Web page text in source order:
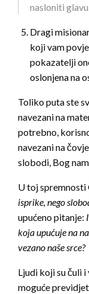
nasloniti glavu.
Dragi
koji vam
pokazatelji
oslonjena na
Toliko puta ste
navezani na
potrebno,
navezani na
slobodi, Bog
U toj spremnosti
isprike, nego
upućeno pitanje:
koja upućuje na
vezano naše srce?
Ljudi koji su čuli
moguće